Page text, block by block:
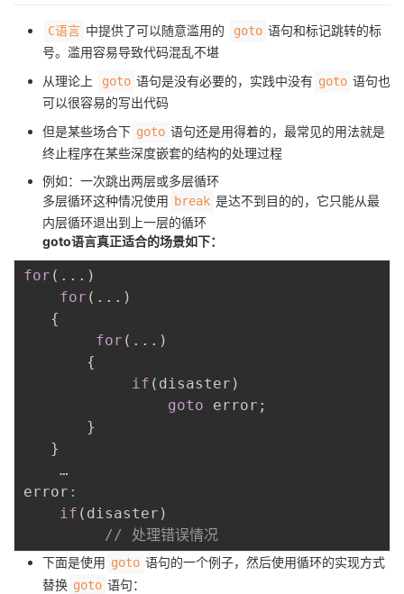
程
认
的
我
藏
支声
议
C语言 中提供了可以随意滥用的 goto 语句和标记跳转的标
号。滥用容易导致代码混乱不堪
从理论上
goto 语句是没有必要的，实践中没有 goto 语句也
可以很容易的写出代码
但是某些场合下 goto 语句还是用得着的，最常见的用法就是
终止程序在某些深度嵌套的结构的处理过程
例如：一次跳出两层或多层循环
多层循环这种情况使用 break 是达不到目的的，它只能从最
内层循环退出到上一层的循环
goto语言真正适合的场景如下：
for ( . . . )
for ( . . . )
{
for ( . . . )
{
if ( disaster )
goto error ;
}
}
    …
error :
if ( disaster )
// 处理错误情况
下面是使用 goto 语句的一个例子，然后使用循环的实现方式
替换 goto 语句：